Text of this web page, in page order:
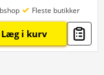
Fleste butikker
Læg i kurv